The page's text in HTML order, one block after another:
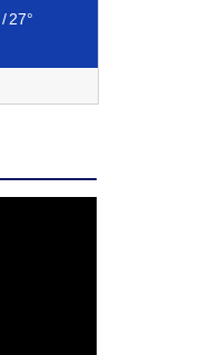
/27°